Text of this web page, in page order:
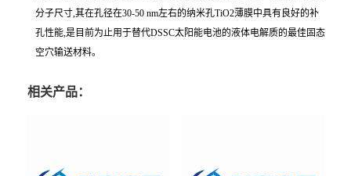
分子尺寸,其在孔径在30-50 nm左右的纳米孔TiO2薄膜中具有良好的补
孔性能,是目前为止用于替代DSSC太阳能电池的液体电解质的最佳固态
空穴输送材料。
相关产品：